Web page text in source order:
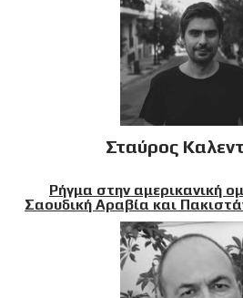
Σταύρος
Ρήγμα στην αμερικανική
Σαουδική Αραβία και